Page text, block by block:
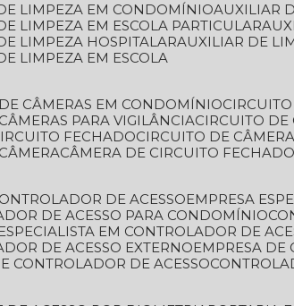
DE LIMPEZA EM CONDOMÍNIO
AUXILIAR
LIMPEZA EM ESCOLA PARTICULAR
LIMPEZA HOSPITALAR
AUXILIAR DE
LIMPEZA EM ESCOLA
DE CÂMERAS EM CONDOMÍNIO
CÂMERAS PARA VIGILÂNCIA
CIRCUITO
FECHADO
CIRCUITO DE
CÂMERA DE CIRCUITO FECHADO
DE ACESSO
EMPRESA
DE ACESSO PARA CONDOMÍNIO
ESPECIALISTA EM CONTROLADOR DE
DE ACESSO EXTERNO
EMPRESA
CONTROLADOR DE ACESSO